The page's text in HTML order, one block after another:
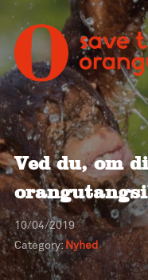
Ved du, om
10/04/2019
Category: Nyhed